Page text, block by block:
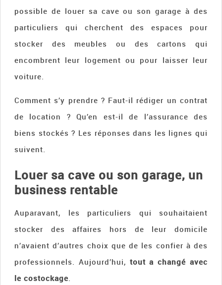
possible de louer sa cave ou son garage à des
particuliers qui cherchent des espaces pour
stocker des meubles ou des cartons qui
encombrent leur logement ou pour laisser leur
voiture.
Comment s’y prendre ? Faut-il rédiger un contrat
de location ? Qu’en est-il de l’assurance des
biens stockés ? Les réponses dans les lignes qui
suivent.
Louer sa cave ou son garage, un
business rentable
Auparavant, les particuliers qui souhaitaient
stocker des affaires hors de leur domicile
n’avaient d’autres choix que de les confier à des
professionnels. Aujourd’hui, tout a changé avec
le costockage